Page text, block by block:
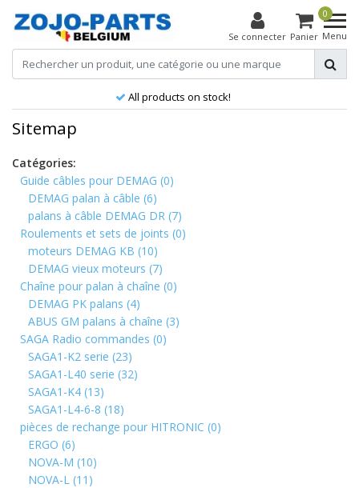
Se connecter
0
Panier Menu
All products on stock!
Sitemap
Catégories:
Guide câbles pour DEMAG (0)
DEMAG palan à câble (6)
palans à câble DEMAG DR (7)
Roulements et sets de joints (0)
moteurs DEMAG KB (10)
DEMAG vieux moteurs (7)
Chaîne pour palan à chaîne (0)
DEMAG PK palans (4)
ABUS GM palans à chaîne (3)
SAGA Radio commandes (0)
SAGA1-K2 serie (23)
SAGA1-L40 serie (32)
SAGA1-K4 (13)
SAGA1-L4-6-8 (18)
pièces de rechange pour HITRONIC (0)
ERGO (6)
NOVA-M (10)
NOVA-L (11)